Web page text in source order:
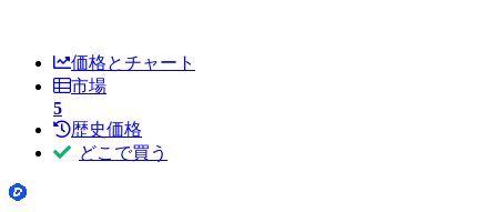
価格とチャート
市場
5
歴史価格
どこで買う